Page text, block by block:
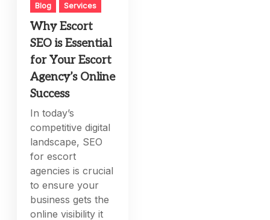
Blog Services
Why Escort
SEO is Essential
for Your Escort
Agency’s Online
Success
In today’s
competitive digital
landscape, SEO
for escort
agencies is crucial
to ensure your
business gets the
online visibility it